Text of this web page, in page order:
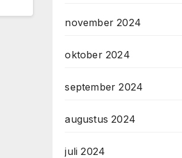
november 2024
oktober 2024
september 2024
augustus 2024
juli 2024